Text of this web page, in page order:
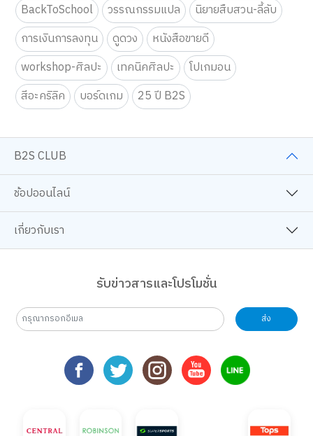
BackToSchool
วรรณกรรมแปล
นิยายสืบสวน-ลี้ลับ
การเงินการลงทุน
ดูดวง
หนังสือขายดี
workshop-ศิลปะ
เทคนิคศิลปะ
โปเกมอน
สีอะคริลิค
บอร์ดเกม 25 ปี B2S
B2S CLUB
ช้อปออนไลน์
เกี่ยวกับเรา
รับข่าวสารและโปรโมชั่น
ส่ง